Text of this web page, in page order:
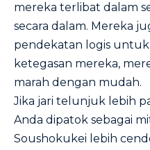
mereka terlibat dalam
secara dalam. Mereka
pendekatan logis
ketegasan mereka,
marah dengan mudah.
Jika jari telunjuk lebih
Anda dipatok sebagai
Soushokukei lebih